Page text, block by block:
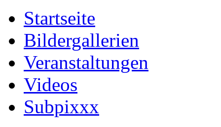
Startseite
Bildergallerien
Veranstaltungen
Videos
Subpixxx